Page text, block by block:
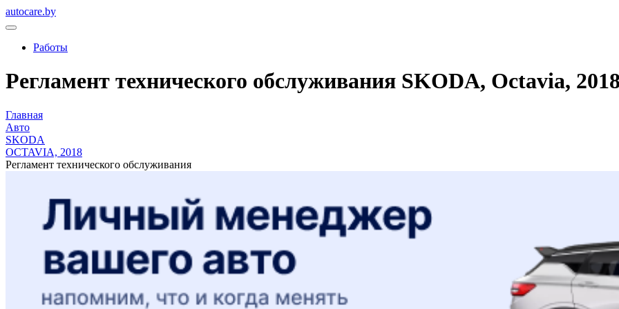
autocare.by
Работы
Регламент технического обслуживания SKODA, Octavia,
Главная
Авто
SKODA
OCTAVIA, 2018
Регламент технического обслуживания